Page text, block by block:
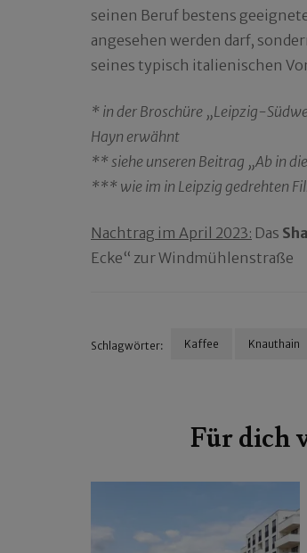
seinen Beruf bestens
angesehen werden darf,
seines typisch italienischen
* in der Broschüre „Leipzig-
Hayn erwähnt
** siehe unseren Beitrag „Ab in
*** wie im in Leipzig gedrehten
Nachtrag im April 2023: Das
Ecke“ zur Windmühlenstraße
Schlagwörter: Kaffee Knauthain
Für dich